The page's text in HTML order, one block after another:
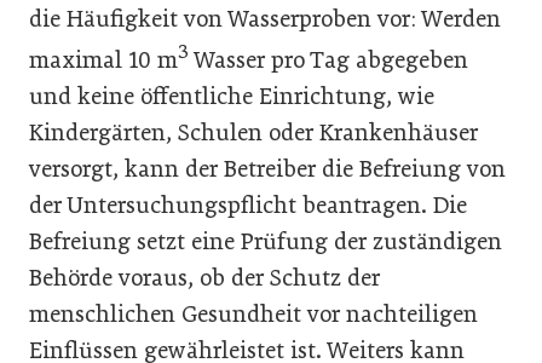
die Häufigkeit von Wasserproben vor: Werden
maximal 10 m3 Wasser pro Tag abgegeben
und keine öffentliche Einrichtung, wie
Kindergärten, Schulen oder Krankenhäuser
versorgt, kann der Betreiber die Befreiung von
der Untersuchungspflicht beantragen. Die
Befreiung setzt eine Prüfung der zuständigen
Behörde voraus, ob der Schutz der
menschlichen Gesundheit vor nachteiligen
Einflüssen gewährleistet ist. Weiters kann